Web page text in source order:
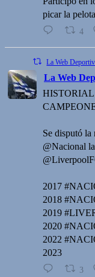
picar la
4
La Web
La Web
HISTORIAL
Se disputó
@Nacional
2017
2018
2019
2020
2022
2023
3